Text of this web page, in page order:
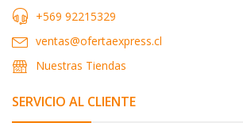
+569 92215329
ventas@ofertaexpress.cl
Nuestras Tiendas
SERVICIO AL CLIENTE